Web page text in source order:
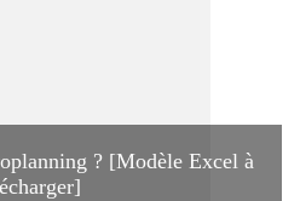
? [Modèle Excel à